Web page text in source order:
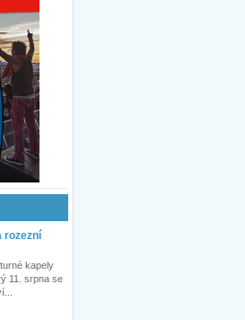
rozezní
kapely
11. srpna se